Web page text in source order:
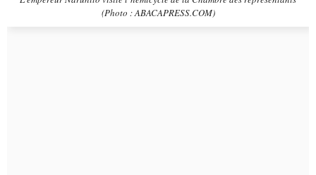
(Photo : ABACAPRESS.COM)